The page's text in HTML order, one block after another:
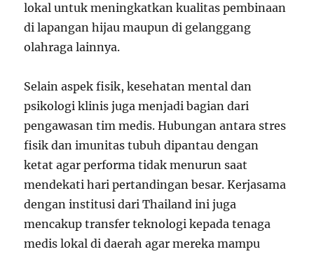
lokal untuk meningkatkan kualitas pembinaan
di lapangan hijau maupun di gelanggang
olahraga lainnya.
Selain aspek fisik, kesehatan mental dan
psikologi klinis juga menjadi bagian dari
pengawasan tim medis. Hubungan antara stres
fisik dan imunitas tubuh dipantau dengan
ketat agar performa tidak menurun saat
mendekati hari pertandingan besar. Kerjasama
dengan institusi dari Thailand ini juga
mencakup transfer teknologi kepada tenaga
medis lokal di daerah agar mereka mampu